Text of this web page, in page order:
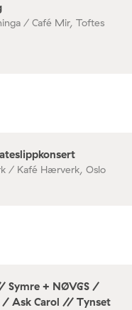
/ Café Mir, Toftes
/ Kafé Hærverk, Oslo
Symre + NØVGS /
/ Ask Carol // Tynset